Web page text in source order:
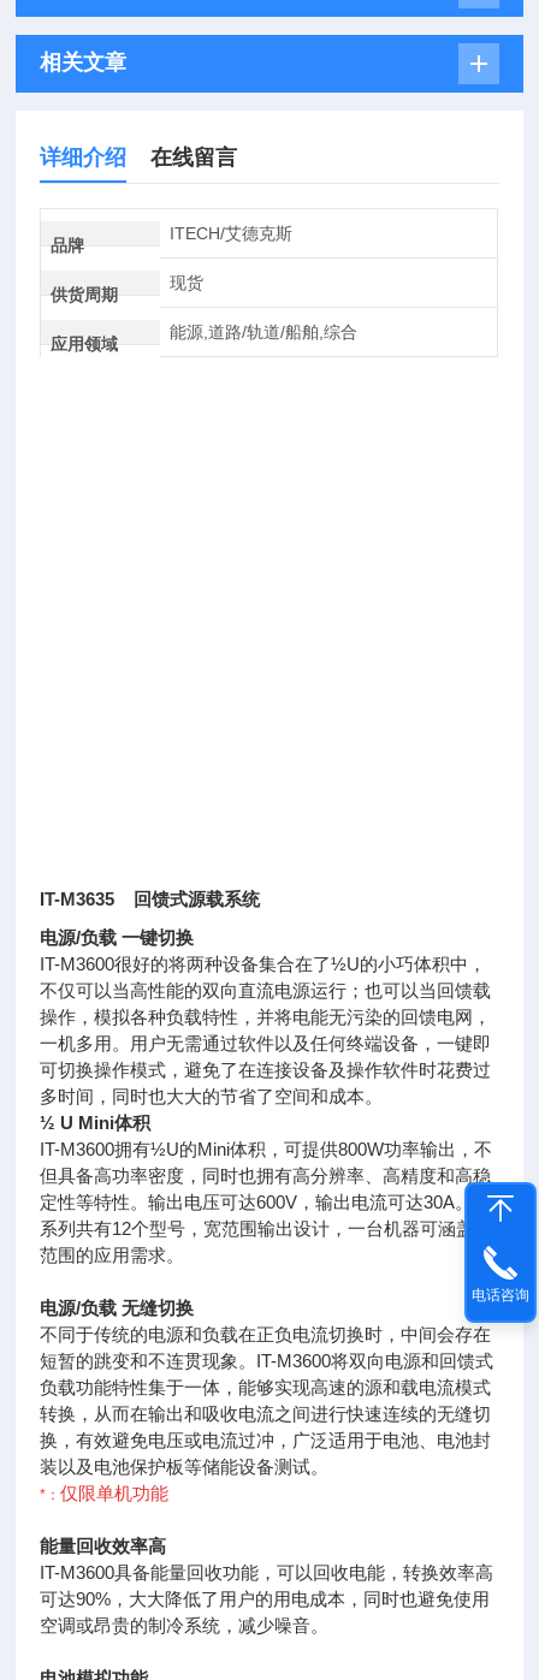
相关文章
详细介绍 在线留言
品牌
ITECH/艾德克斯
供货周期
现货
应用领域
能源,道路/轨道/船舶,综合
IT-M3635 回馈式源载系统
电源/负载 一键切换
IT-M3600很好的将两种设备集合在了½U的小巧体积中，
不仅可以当高性能的双向直流电源运行；也可以当回馈载
操作，模拟各种负载特性，并将电能无污染的回馈电网，
一机多用。用户无需通过软件以及任何终端设备，一键即
可切换操作模式，避免了在连接设备及操作软件时花费过
多时间，同时也大大的节省了空间和成本。
½ U Mini体积
IT-M3600拥有½U的Mini体积，可提供800W功率输出，不
但具备高功率密度，同时也拥有高分辨率、高精度和高稳
定性等特性。输出电压可达600V，输出电流可达30A。全
系列共有12个型号，宽范围输出设计，一台机器可涵盖广
范围的应用需求。
电源/负载 无缝切换
不同于传统的电源和负载在正负电流切换时，中间会存在
短暂的跳变和不连贯现象。IT-M3600将双向电源和回馈式
负载功能特性集于一体，能够实现高速的源和载电流模式
转换，从而在输出和吸收电流之间进行快速连续的无缝切
换，有效避免电压或电流过冲，广泛适用于电池、电池封
装以及电池保护板等储能设备测试。
* ：仅限单机功能
能量回收效率高
IT-M3600具备能量回收功能，可以回收电能，转换效率高
可达90%，大大降低了用户的用电成本，同时也避免使用
空调或昂贵的制冷系统，减少噪音。
电话咨询